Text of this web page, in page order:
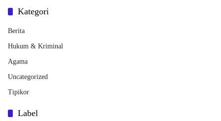
Kategori
Berita
Hukum & Kriminal
Agama
Uncategorized
Tipikor
Label